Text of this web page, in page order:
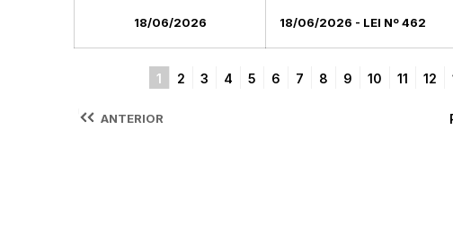
18/06/2026 18/06/2026 - LEI Nº 462
1 2 3 4 5 6 7 8 9 10 11 12
ANTERIOR